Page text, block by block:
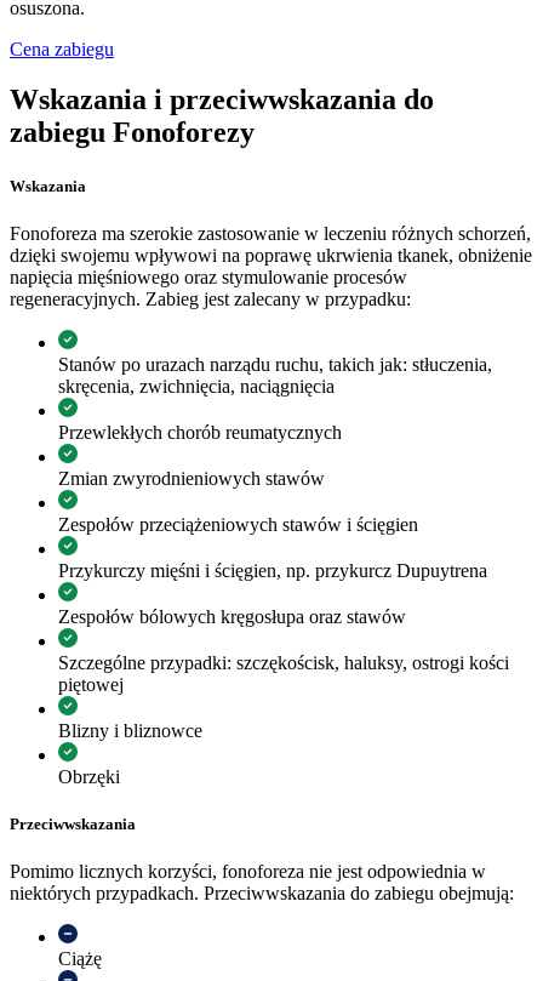
osuszona.
Cena zabiegu
Wskazania i przeciwwskazania do
zabiegu Fonoforezy
Wskazania
Fonoforeza ma szerokie zastosowanie w leczeniu różnych schorzeń,
dzięki swojemu wpływowi na poprawę ukrwienia tkanek, obniżenie
napięcia mięśniowego oraz stymulowanie procesów
regeneracyjnych. Zabieg jest zalecany w przypadku:
Stanów po urazach narządu ruchu, takich jak: stłuczenia,
skręcenia, zwichnięcia, naciągnięcia
Przewlekłych chorób reumatycznych
Zmian zwyrodnieniowych stawów
Zespołów przeciążeniowych stawów i ścięgien
Przykurczy mięśni i ścięgien, np. przykurcz Dupuytrena
Zespołów bólowych kręgosłupa oraz stawów
Szczególne przypadki: szczękościsk, haluksy, ostrogi kości
piętowej
Blizny i bliznowce
Obrzęki
Przeciwwskazania
Pomimo licznych korzyści, fonoforeza nie jest odpowiednia w
niektórych przypadkach. Przeciwwskazania do zabiegu obejmują:
Ciążę